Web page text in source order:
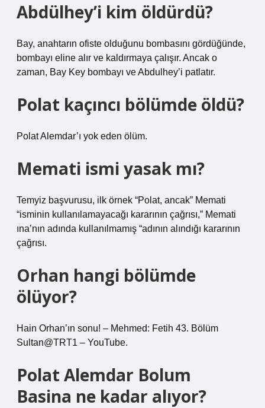
Abdülhey’i kim öldürdü?
Bay, anahtarın ofiste olduğunu bombasını gördüğünde,
bombayı eline alır ve kaldırmaya çalışır. Ancak o
zaman, Bay Key bombayı ve Abdulhey’i patlatır.
Polat kaçıncı bölümde öldü?
Polat Alemdar’ı yok eden ölüm.
Memati ismi yasak mı?
Temyiz başvurusu, ilk örnek “Polat, ancak” Memati
“isminin kullanılamayacağı kararının çağrısı,” Memati
ına’nın adında kullanılmamış “adının alındığı kararının
çağrısı.
Orhan hangi bölümde
ölüyor?
Hain Orhan’ın sonu! – Mehmed: Fetih 43. Bölüm
Sultan@TRT1 – YouTube.
Polat Alemdar Bolum
Basina ne kadar alıyor?